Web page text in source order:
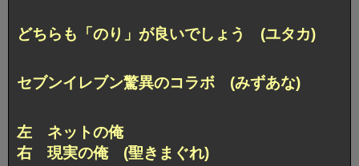
どちらも「のり」が良いでしょう (ユタカ)
セブンイレブン驚異のコラボ (みずあな)
左 ネットの俺
右 現実の俺 (聖きまぐれ)